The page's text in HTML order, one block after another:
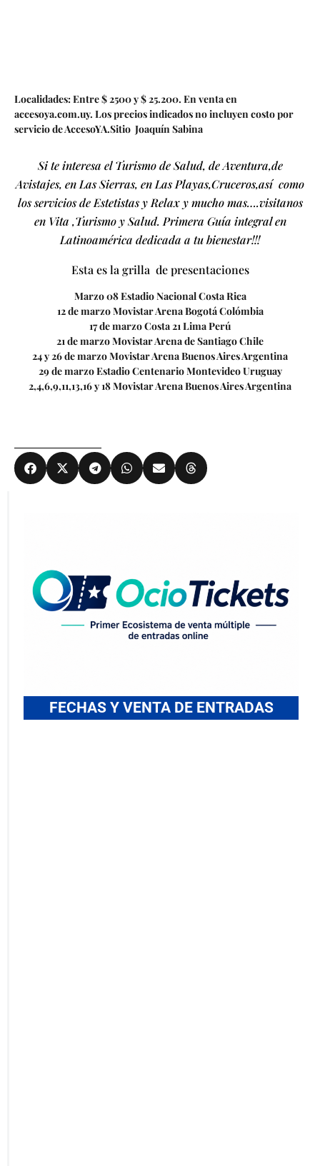
Localidades: Entre $ 2500 y $ 25.200. En venta en
accesoya.com.uy. Los precios indicados no incluyen costo por
servicio de AccesoYA.Sitio Joaquín Sabina
Si te interesa el Turismo de Salud, de Aventura,de
Avistajes, en Las Sierras, en Las Playas,Cruceros,así como
los servicios de Estetistas y Relax y mucho mas….visitanos
en Vita ,Turismo y Salud. Primera Guía integral en
Latinoamérica dedicada a tu bienestar!!!
Esta es la grilla de presentaciones
Marzo 08 Estadio Nacional Costa Rica
12 de marzo Movistar Arena Bogotá Colómbia
17 de marzo Costa 21 Lima Perú
21 de marzo Movistar Arena de Santiago Chile
24 y 26 de marzo Movistar Arena Buenos Aires Argentina
29 de marzo Estadio Centenario Montevideo Uruguay
2,4,6,9,11,13,16 y 18 Movistar Arena Buenos Aires Argentina
FECHAS Y VENTA DE ENTRADAS